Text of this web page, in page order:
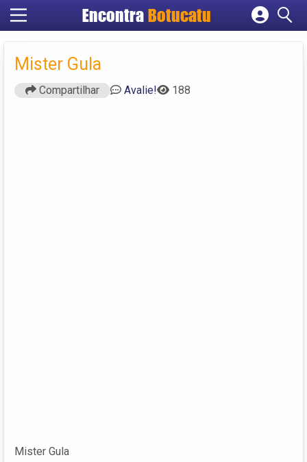
EncontraBotucatu
Cadastrar empresa
Mister Gula
Compartilhar Avalie! 188
Mister Gula